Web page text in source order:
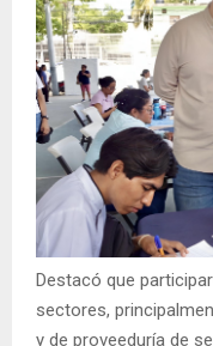
Destacó que
sectores,
y de proveeduría de